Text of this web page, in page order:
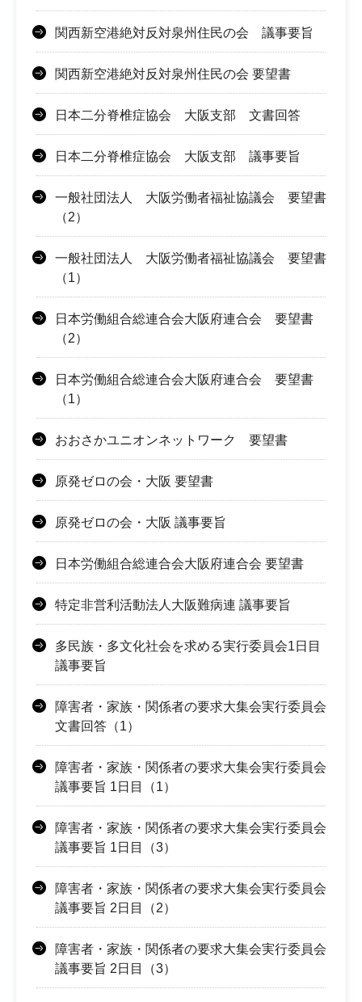
関西新空港絶対反対泉州住民の会 議事要旨
関西新空港絶対反対泉州住民の会 要望書
日本二分脊椎症協会 大阪支部 文書回答
日本二分脊椎症協会 大阪支部 議事要旨
一般社団法人 大阪労働者福祉協議会 要望書
（2）
一般社団法人 大阪労働者福祉協議会 要望書
（1）
日本労働組合総連合会大阪府連合会 要望書
（2）
日本労働組合総連合会大阪府連合会 要望書
（1）
おおさかユニオンネットワーク 要望書
原発ゼロの会・大阪 要望書
原発ゼロの会・大阪 議事要旨
日本労働組合総連合会大阪府連合会 要望書
特定非営利活動法人大阪難病連 議事要旨
多民族・多文化社会を求める実行委員会1日目
議事要旨
障害者・家族・関係者の要求大集会実行委員会
文書回答（1）
障害者・家族・関係者の要求大集会実行委員会
議事要旨 1日目（1）
障害者・家族・関係者の要求大集会実行委員会
議事要旨 1日目（3）
障害者・家族・関係者の要求大集会実行委員会
議事要旨 2日目（2）
障害者・家族・関係者の要求大集会実行委員会
議事要旨 2日目（3）